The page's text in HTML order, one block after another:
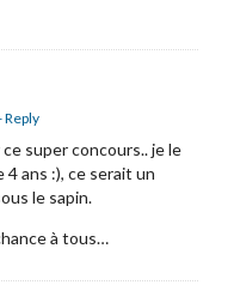
Reply
super concours.. je le
ans :), ce serait un
le sapin.
à tous…